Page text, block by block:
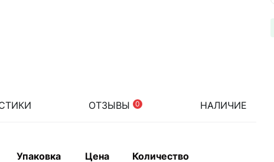
ОТЗЫВЫ 0 НАЛИЧИЕ
Упаковка Цена Количество